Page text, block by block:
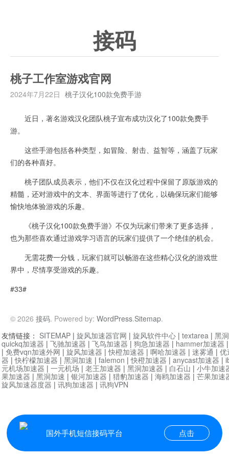
接码
桃子工作室游戏官网
2024年7月22日 桃子汉化100款免费手游
近日，著名游戏汉化团队桃子宣布成功汉化了100款免费手
游。
这些手游包括各种类型，如冒险、射击、益智等，涵盖了玩家
们的各种喜好。
桃子团队成员表示，他们不仅在汉化过程中保留了原版游戏的
精髓，还对游戏中的文本、界面等进行了优化，以确保玩家们能够
愉快地体验游戏的乐趣。
《桃子汉化100款免费手游》不仅为玩家们带来了更多选择，
也为那些喜欢通过游戏学习语言的玩家们提供了一个绝佳的机会。
无需花费一分钱，玩家们就可以畅游在这些精心汉化的游戏世
界中，尽情享受游戏的乐趣。
#33#
© 2026 接码. Powered by: WordPress.Sitemap.
国外手机短信接码平台 点击
友情链接： SITEMAP | 旋风加速器官网 | 旋风软件中心 | textarea | 黑
quickq加速器 | 飞驰加速器 | 飞鸟加速器 | 狗急加速器 | hammer加速器
| 免费vqn加速外网 | 旋风加速器 |快橙加速器 | 啊哈加速器 | 迷雾通 | 优
器 |快柠檬加速器 | 黑洞加速 | falemon |快橙加速器 | anycast加速器 |
元机场加速器 | 一元机场 | 老王加速器 | 黑洞加速器 | 白石山 | 小牛加速
果加速器 | 黑洞加速 | 银河加速器 | 猎豹加速器 | 海鸥加速器 | 芒果加速
旋风加速器度器 | 讯狗加速器 | 讯狗VPN